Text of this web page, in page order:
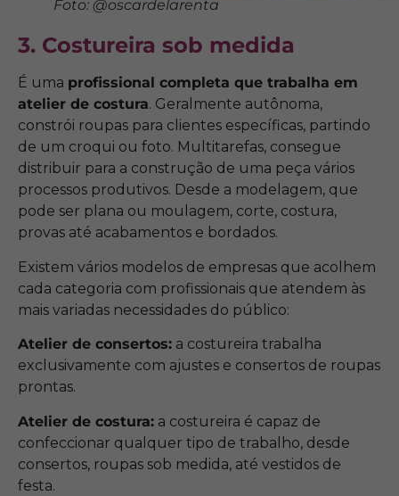
Foto: @oscardelarenta
3. Costureira sob medida
É uma profissional completa que trabalha em
atelier de costura. Geralmente autônoma,
constrói roupas para clientes específicas, partindo
de um croqui ou foto. Multitarefas, consegue
distribuir para a construção de uma peça vários
processos produtivos. Desde a modelagem, que
pode ser plana ou moulagem, corte, costura,
provas até acabamentos e bordados.
Existem vários modelos de empresas que acolhem
cada categoria com profissionais que atendem às
mais variadas necessidades do público:
Atelier de consertos: a costureira trabalha
exclusivamente com ajustes e consertos de roupas
prontas.
Atelier de costura: a costureira é capaz de
confeccionar qualquer tipo de trabalho, desde
consertos, roupas sob medida, até vestidos de
festa.